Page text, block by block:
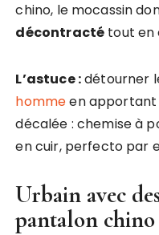
chino, le mocassin
décontracté tout en
L’astuce :détourner
hommeen apportant
décalée : chemise à
en cuir, perfecto par
Urbain avec
pantalon chino